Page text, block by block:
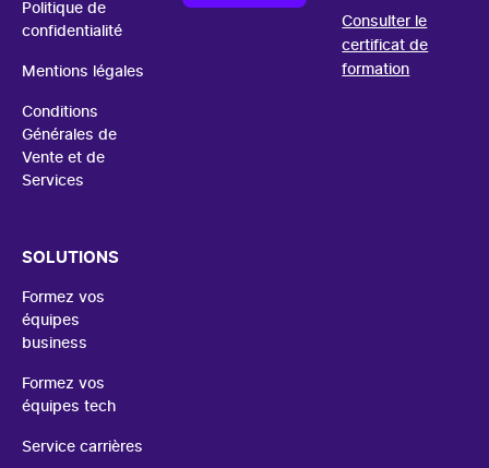
Politique de
confidentialité
Mentions légales
Conditions
Générales de
Vente et de
Services
SOLUTIONS
Formez vos
équipes
business
Formez vos
équipes tech
Service carrières
Consulter le
certificat de
formation